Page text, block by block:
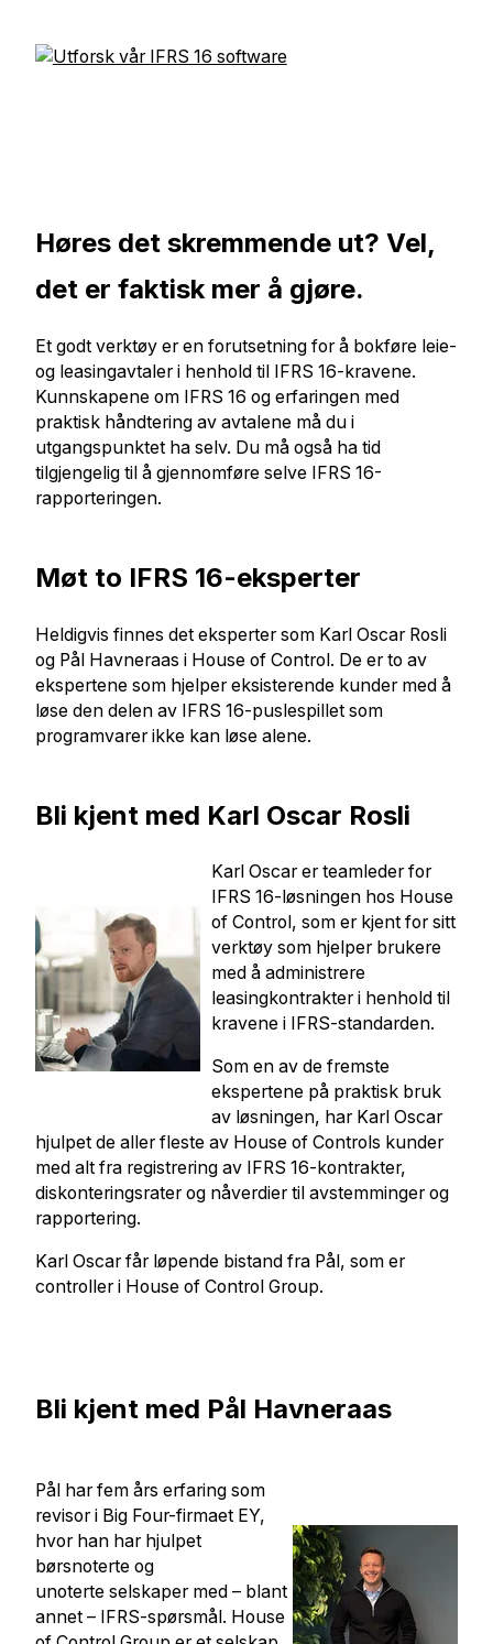
Høres det skremmende ut? Vel,
det er faktisk mer å gjøre.
Et godt verktøy er en forutsetning for å bokføre leie-
og leasingavtaler i henhold til IFRS 16-kravene.
Kunnskapene om IFRS 16 og erfaringen med
praktisk håndtering av avtalene må du i
utgangspunktet ha selv. Du må også ha tid
tilgjengelig til å gjennomføre selve IFRS 16-
rapporteringen.
Møt to IFRS 16-eksperter
Heldigvis finnes det eksperter som Karl Oscar Rosli
og Pål Havneraas i House of Control. De er to av
ekspertene som hjelper eksisterende kunder med å
løse den delen av IFRS 16-puslespillet som
programvarer ikke kan løse alene.
Bli kjent med Karl Oscar Rosli
Karl Oscar er teamleder for
IFRS 16-løsningen hos House
of Control, som er kjent for sitt
verktøy som hjelper brukere
med å administrere
leasingkontrakter i henhold til
kravene i IFRS-standarden.
Som en av de fremste
ekspertene på praktisk bruk
av løsningen, har Karl Oscar
hjulpet de aller fleste av House of Controls kunder
med alt fra registrering av IFRS 16-kontrakter,
diskonteringsrater og nåverdier til avstemminger og
rapportering.
Karl Oscar får løpende bistand fra Pål, som er
controller i House of Control Group.
Bli kjent med Pål Havneraas
Pål har fem års erfaring som
revisor i Big Four-firmaet EY,
hvor han har hjulpet
børsnoterte og
unoterte selskaper med – blant
annet – IFRS-spørsmål. House